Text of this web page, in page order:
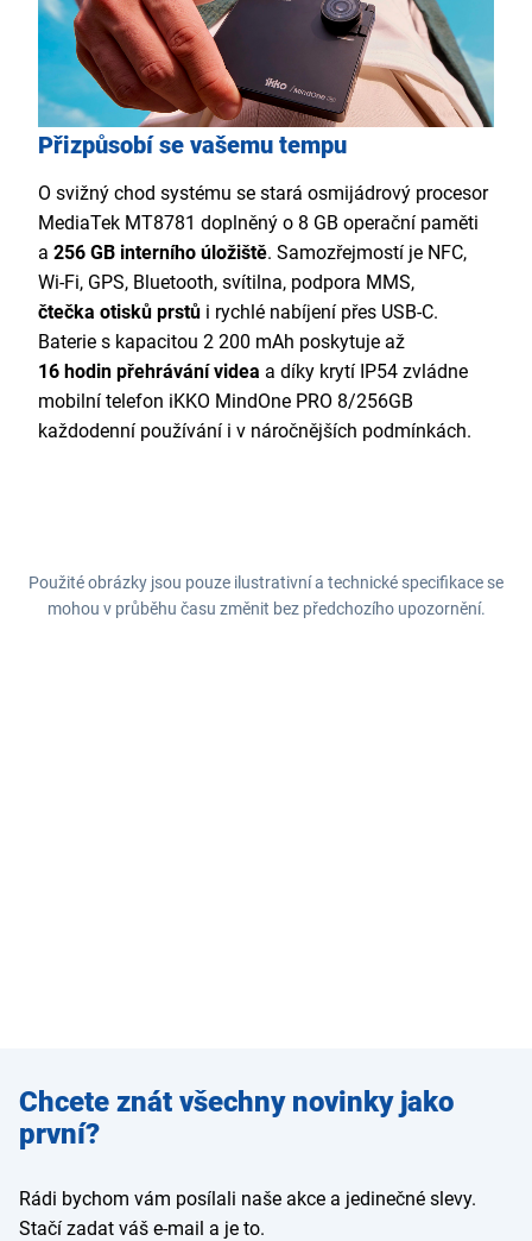
Přizpůsobí se vašemu tempu
O svižný chod systému se stará osmijádrový procesor
MediaTek MT8781 doplněný o 8 GB operační paměti
a 256 GB interního úložiště. Samozřejmostí je NFC,
Wi-Fi, GPS, Bluetooth, svítilna, podpora MMS,
čtečka otisků prstů i rychlé nabíjení přes USB-C.
Baterie s kapacitou 2 200 mAh poskytuje až
16 hodin přehrávání videa a díky krytí IP54 zvládne
mobilní telefon iKKO MindOne PRO 8/256GB
každodenní používání i v náročnějších podmínkách.
Použité obrázky jsou pouze ilustrativní a technické specifikace se
mohou v průběhu času změnit bez předchozího upozornění.
Zadejte
e-mail
Chcete znát všechny novinky jako
první?
Rádi bychom vám posílali naše akce a jedinečné slevy.
Stačí zadat váš e-mail a je to.